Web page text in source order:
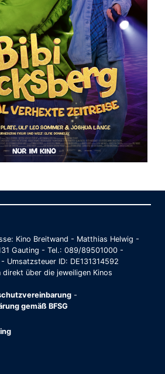
Kino Breitwand - Matthias Helwig -
Gauting - Tel.: 089/89501000 -
Umsatzsteuer ID: DE131314592
direkt über die jeweiligen Kinos
-
gemäß BFSG